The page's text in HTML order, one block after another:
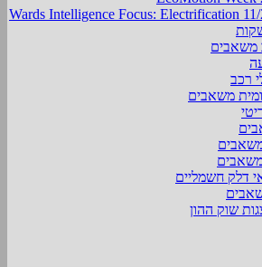
Wards Intelligence Focus: Electrification
משאבים
רכב
משאבים
דלק חשמליים
שוק ההון